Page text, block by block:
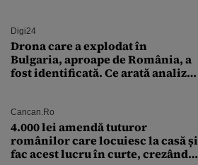
Digi24
Drona care a explodat în
Bulgaria, aproape de România, a
fost identificată. Ce arată analiza
Cancan.ro
4.000 lei amendă tuturor
românilor care locuiesc la casă și
fac acest lucru în curte, crezând